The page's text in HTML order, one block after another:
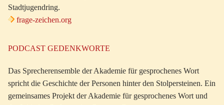
Stadtjugendring.
frage-zeichen.org
PODCAST GEDENKWORTE
Das Sprecherensemble der Akademie für gesprochenes Wort
spricht die Geschichte der Personen hinter den Stolpersteinen. Ein
gemeinsames Projekt der Akademie für gesprochenes Wort und